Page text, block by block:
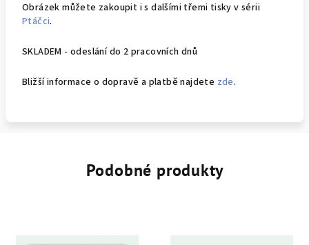
Obrázek můžete zakoupit i s dalšími třemi tisky v sérii
Ptáčci.
SKLADEM - odeslání do 2 pracovních dnů
Bližší informace o dopravě a platbě najdete zde.
Podobné produkty